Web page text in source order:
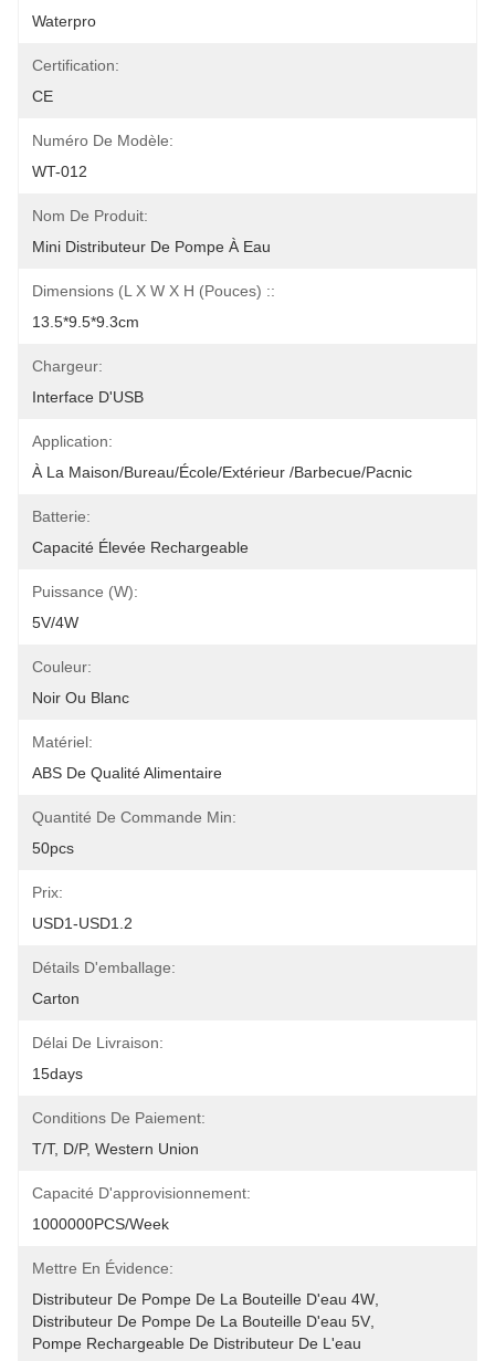
Waterpro
Certification:
CE
Numéro De Modèle:
WT-012
Nom De Produit:
Mini Distributeur De Pompe À Eau
Dimensions (L X W X H (pouces) ::
13.5*9.5*9.3cm
Chargeur:
Interface D'USB
Application:
À La Maison/bureau/école/extérieur /barbecue/pacnic
Batterie:
Capacité Élevée Rechargeable
Puissance (w):
5V/4W
Couleur:
Noir Ou Blanc
Matériel:
ABS De Qualité Alimentaire
Quantité De Commande Min:
50pcs
Prix:
USD1-USD1.2
Détails D'emballage:
Carton
Délai De Livraison:
15days
Conditions De Paiement:
T/T, D/P, Western Union
Capacité D'approvisionnement:
1000000PCS/Week
Mettre En Évidence:
Distributeur De Pompe De La Bouteille D'eau 4W
Distributeur De Pompe De La Bouteille D'eau 5V
Pompe Rechargeable De Distributeur De L'eau